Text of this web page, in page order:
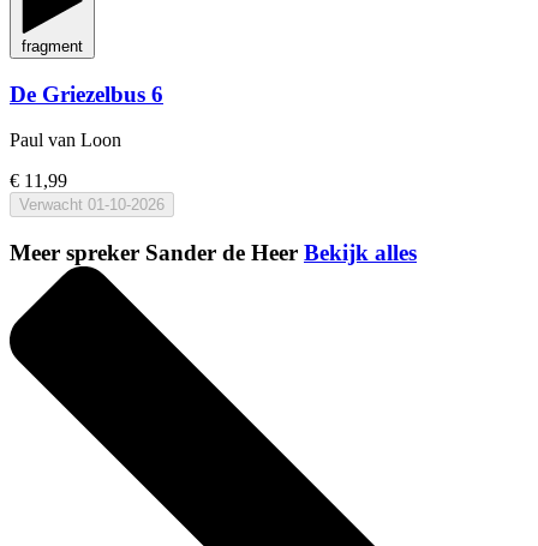
fragment
De Griezelbus 6
Paul van Loon
€ 11,99
Verwacht 01-10-2026
Meer spreker Sander de Heer Bekijk alles